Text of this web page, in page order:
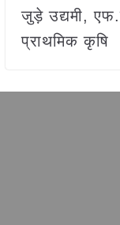
जुड़े उद्यमी,
प्राथमिक कृषि